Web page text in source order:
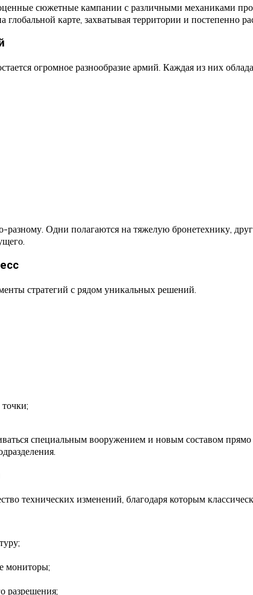
сюжетные кампании с различными механиками
глобальной карте, захватывая территории и постепенно
огромное разнообразие армий. Каждая из них
Одни полагаются на тяжелую бронетехнику,
стратегий с рядом уникальных решений.
специальным вооружением и новым составом прямо
технических изменений, благодаря которым
мониторы;
разрешения;